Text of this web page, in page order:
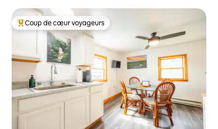
Coups de cœur voyageurs les plus appréciés
Coup de cœur voyageurs